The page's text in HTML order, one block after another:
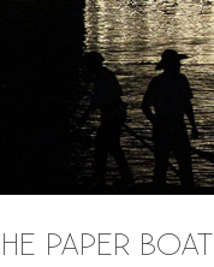
PAPER BOAT